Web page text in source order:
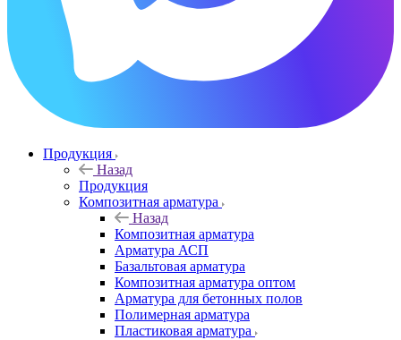
Продукция
Назад
Продукция
Композитная арматура
Назад
Композитная арматура
Арматура АСП
Базальтовая арматура
Композитная арматура оптом
Арматура для бетонных полов
Полимерная арматура
Пластиковая арматура